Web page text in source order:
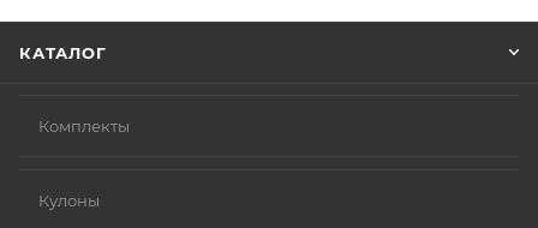
КАТАЛОГ
Комплекты
Кулоны